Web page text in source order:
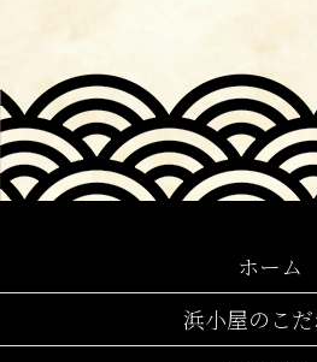
ホーム
浜小屋のこだ